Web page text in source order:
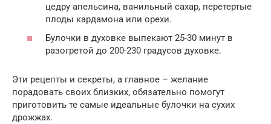
цедру апельсина, ванильный сахар, перетертые
плоды кардамона или орехи.
Булочки в духовке выпекают 25-30 минут в
разогретой до 200-230 градусов духовке.
Эти рецепты и секреты, а главное – желание
порадовать своих близких, обязательно помогут
приготовить те самые идеальные булочки на сухих
дрожжах.